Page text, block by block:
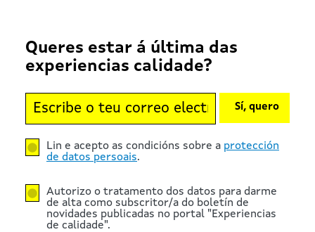
Queres estar á última das
experiencias calidade?
Lin e acepto as condicións sobre a protección
de datos persoais.
Autorizo o tratamento dos datos para darme
de alta como subscritor/a do boletín de
novidades publicadas no portal "Experiencias
de calidade".
Sí, quero